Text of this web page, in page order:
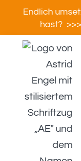
Endlich
hast?